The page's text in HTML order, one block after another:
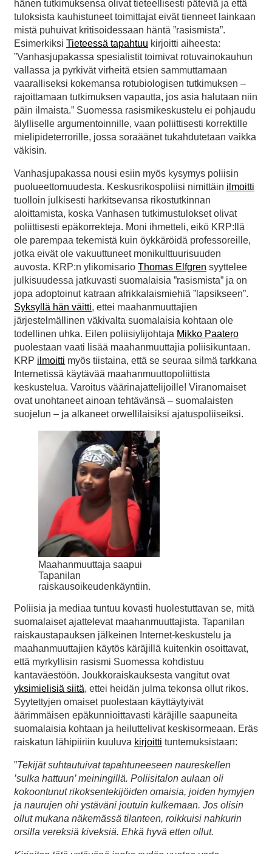
hänen tutkimuksensa olivat tieteellisesti päteviä ja että
tuloksista kauhistuneet toimittajat eivät tienneet lainkaan
mistä puhuivat kritisoidessaan häntä ”rasismista”.
Esimerkiksi Tieteessä tapahtuu kirjoitti aiheesta:
”Vanhasjupakassa spesialistit toimivat rotuvainokauhun
vallassa ja pyrkivät virheitä etsien sammuttamaan
vaaralliseksi kokemansa rotubiologisen tutkimuksen –
rajoittamaan tutkimuksen vapautta, jos asia halutaan niin
päin ilmaista.” Suomessa rasismikeskustelu ei pohjaudu
älylliselle argumentoinnille, vaan poliittisesti korrektille
mielipideterrorille, jossa soraäänet tukahdutetaan vaikka
väkisin.
Vanhasjupakassa nousi esiin myös kysymys poliisin
puolueettomuudesta. Keskusrikospoliisi nimittäin ilmoitti
tuolloin julkisesti harkitsevansa rikostutkinnan
aloittamista, koska Vanhasen tutkimustulokset olivat
poliittisesti epäkorrekteja. Moni ihmetteli, eikö KRP:llä
ole parempaa tekemistä kuin öykkäröidä professoreille,
jotka eivät ole vakuuttuneet monikulttuurisuuden
auvosta. KRP:n ylikomisario Thomas Elfgren syyttelee
julkisuudessa jatkuvasti suomalaisia ”rasismista” ja on
jopa adoptoinut katraan afrikkalaismiehiä ”lapsikseen”.
Syksyllä hän väitti, ettei maahanmuuttajien
järjestelmällinen väkivalta suomalaisia kohtaan ole
todellinen uhka. Eilen poliisiylijohtaja Mikko Paatero
puolestaan vaati lisää maahanmuuttajia poliisikuntaan.
KRP ilmoitti myös tiistaina, että se seuraa silmä tarkkana
Internetissä käytävää maahanmuuttopoliittista
keskustelua. Varoitus väärinajattelijoille! Viranomaiset
ovat unohtaneet ainoan tehtävänsä – suomalaisten
suojelun – ja alkaneet orwellilaisiksi ajatuspoliiseiksi.
Maahanmuuttaja saapui
Tapanilan
raiskausoikeudenkäyntiin.
Poliisia ja mediaa tuntuu kovasti huolestuttavan se, mitä
suomalaiset ajattelevat maahanmuuttajista. Tapanilan
raiskaustapauksen jälkeinen Internet-keskustelu ja
maahanmuuttajien käytös käräjillä kuitenkin osoittavat,
että myrkyllisin rasismi Suomessa kohdistuu
kantaväestöön. Joukkoraiskauksesta vangitut ovat
yksimielisiä siitä, ettei heidän julma tekonsa ollut rikos.
Syytettyjen omaiset puolestaan käyttäytyivät
äärimmäisen epäkunnioittavasti käräjille saapuneita
suomalaisia kohtaan ja heiluttelivat keskisormeaan. Eräs
raiskatun lähipiiriin kuuluva kirjoitti tuntemuksistaan:
”Tekijät suhtautuivat tapahtuneeseen naureskellen
’sulka hattuun’ meiningillä. Poliisitalon aulaan oli
kokoontunut rikoksentekijöiden omaisia, joiden hymyjen
ja naurujen ohi ystäväni joutuin kulkemaan. Jos olisin
ollut mukana näkemässä tilanteen, roikkuisi nahkurin
orsilla vereksiä kiveksiä. Ehkä hyvä etten ollut.